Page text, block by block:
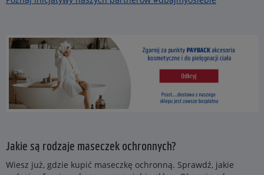
Jakie są rodzaje maseczek ochronnych?
Wiesz już, gdzie kupić maseczkę ochronną. Sprawdź, jakie